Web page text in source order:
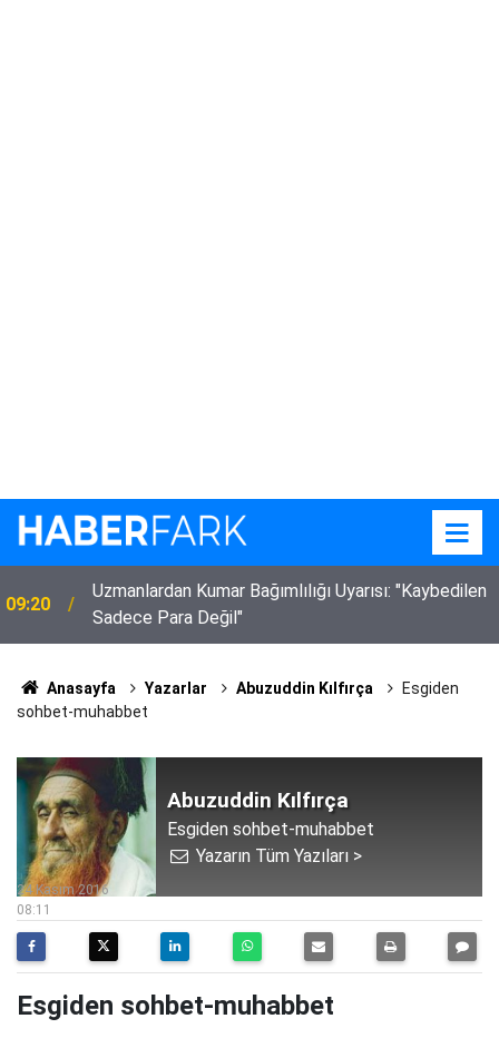
09:20
Uzmanlardan Kumar Bağımlılığı Uyarısı: "Kaybedilen
Sadece Para Değil"
Anasayfa Yazarlar Abuzuddin Kılfırça
Esgiden
sohbet-muhabbet
Abuzuddin Kılfırça
Esgiden sohbet-muhabbet
Yazarın Tüm Yazıları >
08:11
24 Kasım 2016
Esgiden sohbet-muhabbet